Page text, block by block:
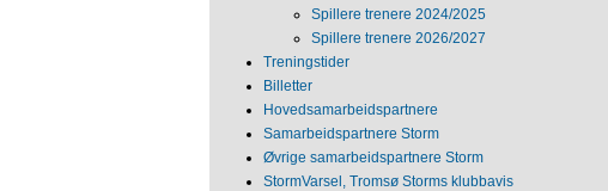
Spillere trenere 2024/2025
Spillere trenere 2026/2027
Treningstider
Billetter
Hovedsamarbeidspartnere
Samarbeidspartnere Storm
Øvrige samarbeidspartnere Storm
StormVarsel, Tromsø Storms klubbavis